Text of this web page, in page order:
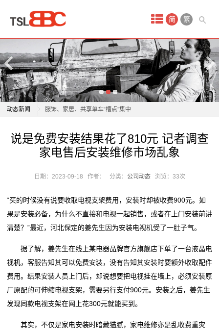
简 繁
动态新闻
内卷时代，定制家居如何突围？诺米即将给出答案
服饰、家居、共享单车“槽点”集中
舒适家居向中小户型普惠进攻，京东激活万亿存量市场
首发即爆款！芝华仕黑马沙发京东首发销售额破319万
实力领跑精英家居
这家家居企业当起了“收租婆”
一场持续27年的“上门服务”，如何建立家居消费信任？
嘉兴智造家居好物出海闯世界
服饰、家居、共享单车“槽点”集中
2026 舒适家居系统品牌推荐
舒适家居向中小户型普惠进攻，京东激活万亿存量市场
实力领跑精英家居
冠珠瓷砖与欧派家居集团签署战略合作协议
这家家居企业当起了“收租婆”
说是免费安装结果花了810元 记者调查
家电售后安装维修市场乱象
日期：2023-09-18 作者： 分类： 公司动态 浏览： 33次
“买的时候没有说要收取电视支架费用，安装时却被收费900元。如
果是安装必备，为什么不直接和电视一起销售，或者在上门安装前讲
清楚？”最近，河北保定的姜先生因为安装电视机受了一肚子气。
据了解，姜先生在线上某电器品牌官方旗舰店下单了一台液晶电
视机，客服告知其可以免费安装，没有告知其安装时要额外收取配件
费用。结果安装人员上门后，却说想要把电视挂在墙上，必须安装原
厂原配的可伸缩电视支架，需要另行支付900元。安装之后，姜先生
发现同款电视支架在网上花300元就能买到。
其实，不仅是家电安装时暗藏猫腻，家电维修亦是乱收费重灾
产
品
中